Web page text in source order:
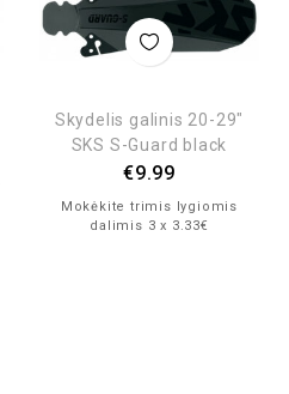
Skydelis galinis 20-29″
SKS S-Guard black
€9.99
Mokėkite trimis lygiomis
dalimis 3 x 3.33€